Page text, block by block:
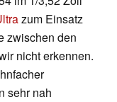
zum Einsatz
zwischen den
nicht erkennen.
sehr nah